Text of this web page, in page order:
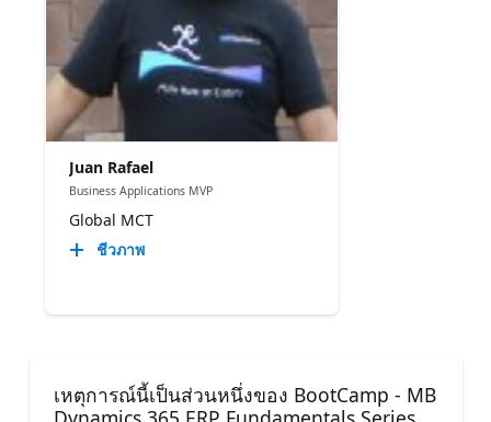
Juan Rafael
Business Applications MVP
Global MCT
ชีวภาพ
เหตุการณ์นี้เป็นส่วนหนึ่งของ BootCamp - MB